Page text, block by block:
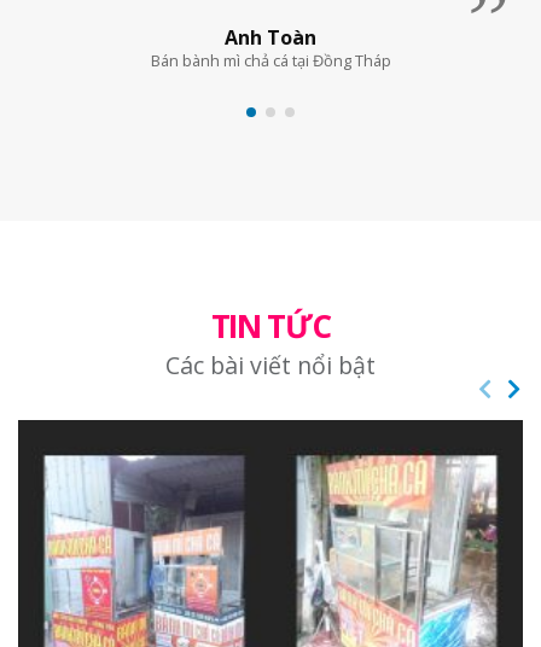
Anh Toàn
Bán bành mì chả cá tại Đồng Tháp
TIN TỨC
Các bài viết nổi bật